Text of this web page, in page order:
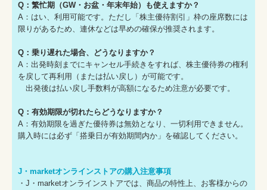
Q：繁忙期（GW・お盆・年末年始）も使えますか？
A：はい、利用可能です。ただし「株主優待割引」枠の座席数には
限りがあるため、連休などは早めの確保が推奨されます。
Q：乗り遅れた場合、どうなりますか？
A：出発時刻までにキャンセル手続きをすれば、株主優待券の権利
を戻して再利用（または払い戻し）が可能です。
出発後は払い戻し手数料が高額になるため注意が必要です。
Q：有効期限が切れたらどうなりますか？
A：有効期限を過ぎた優待券は無効となり、一切利用できません。
購入時には必ず「搭乗日が有効期間内か」を確認してください。
J・marketオンラインストアの購入注意事項
・J・marketオンラインストアでは、商品の特性上、お客様からの